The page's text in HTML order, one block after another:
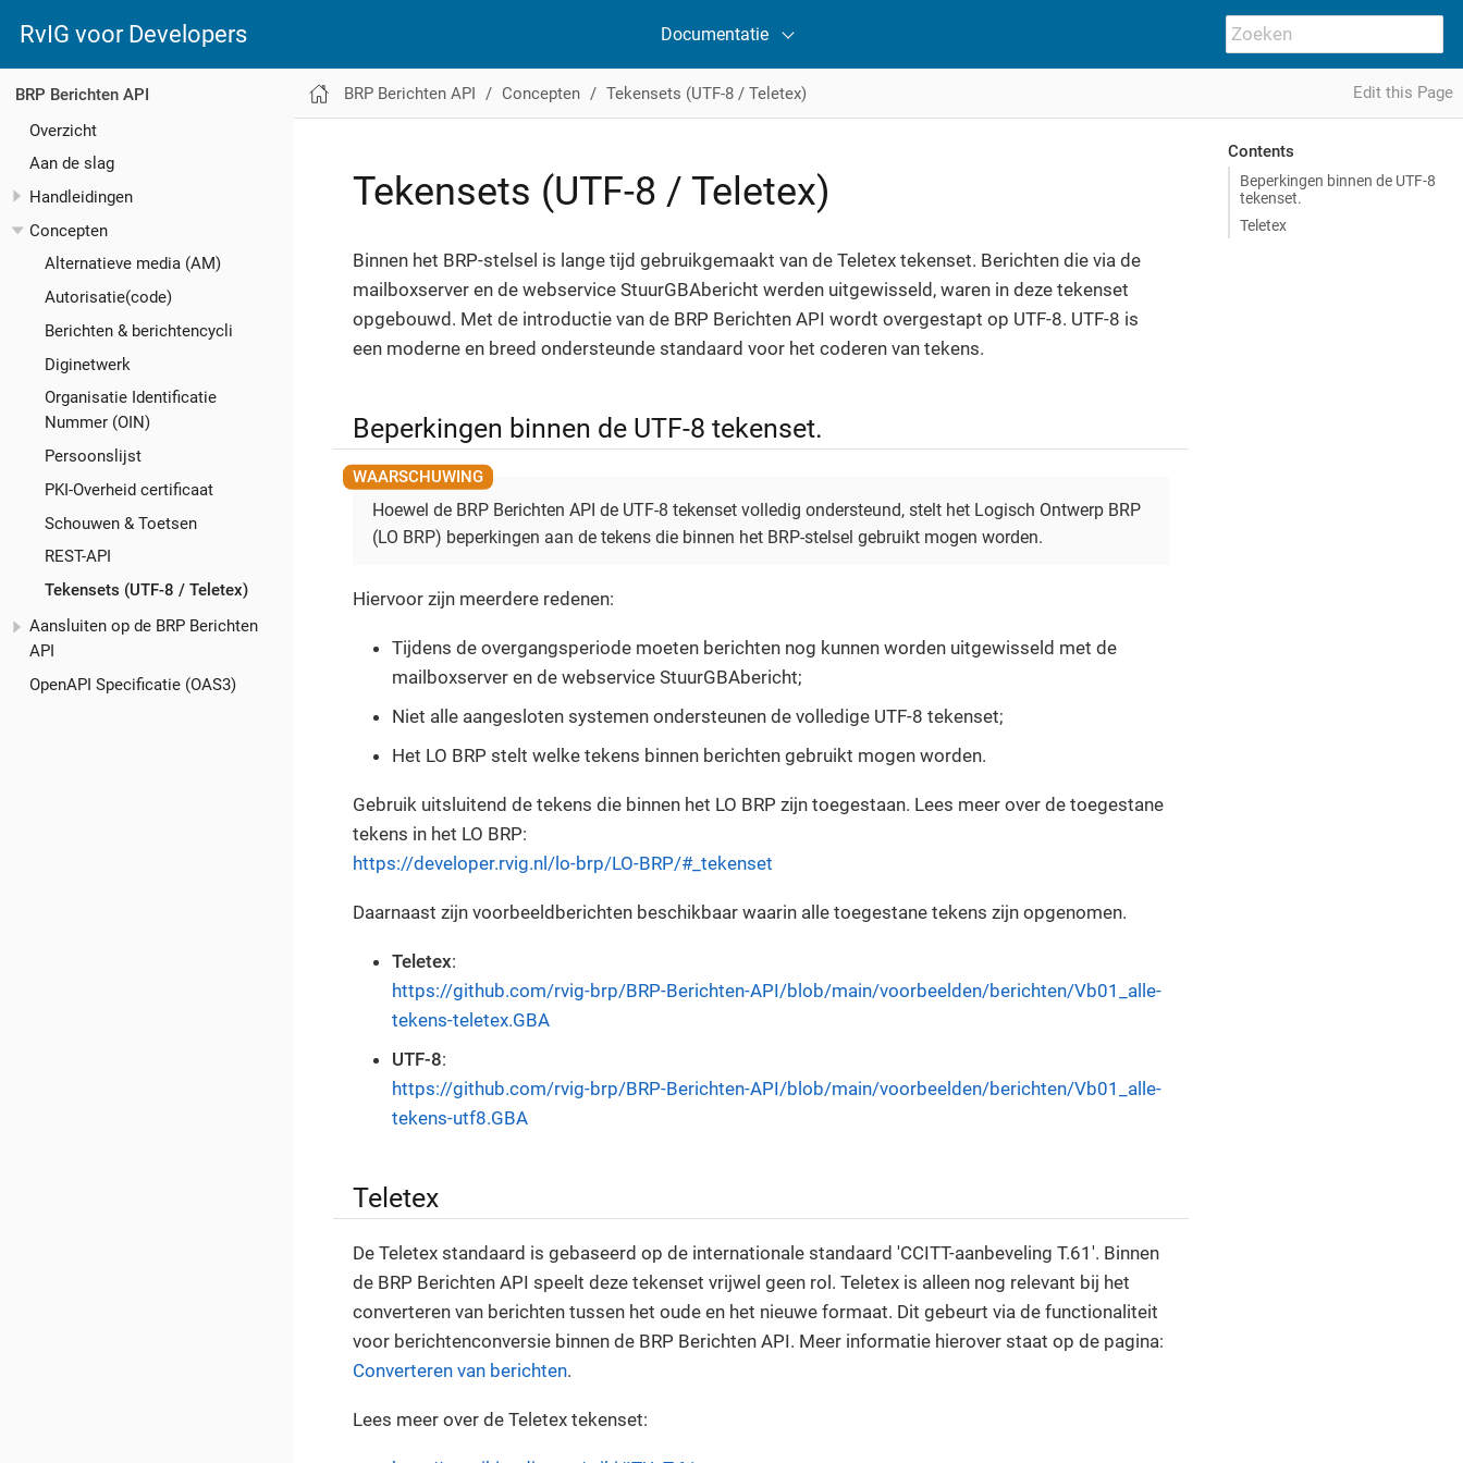
RvIG voor Developers Documentatie
BRP Berichten API
Overzicht
Aan de slag
Handleidingen
Concepten
Alternatieve media (AM)
Autorisatie(code)
Berichten & berichtencycli
Diginetwerk
Organisatie Identificatie
Nummer (OIN)
Persoonslijst
PKI-Overheid certificaat
Schouwen & Toetsen
REST-API
Tekensets (UTF-8 / Teletex)
Aansluiten op de BRP Berichten
API
OpenAPI Specificatie (OAS3)
BRP Berichten API Concepten Tekensets (UTF-8 / Teletex) Edit this Page
Contents
Beperkingen binnen de UTF-8
tekenset.
Teletex
Tekensets (UTF-8 / Teletex)
Binnen het BRP-stelsel is lange tijd gebruikgemaakt van de Teletex tekenset. Berichten die via de
mailboxserver en de webservice StuurGBAbericht werden uitgewisseld, waren in deze tekenset
opgebouwd. Met de introductie van de BRP Berichten API wordt overgestapt op UTF-8. UTF-8 is
een moderne en breed ondersteunde standaard voor het coderen van tekens.
Beperkingen binnen de UTF-8 tekenset.
Hoewel de BRP Berichten API de UTF-8 tekenset volledig ondersteund, stelt het Logisch Ontwerp BRP
(LO BRP) beperkingen aan de tekens die binnen het BRP-stelsel gebruikt mogen worden.
Hiervoor zijn meerdere redenen:
Tijdens de overgangsperiode moeten berichten nog kunnen worden uitgewisseld met de
mailboxserver en de webservice StuurGBAbericht;
Niet alle aangesloten systemen ondersteunen de volledige UTF-8 tekenset;
Het LO BRP stelt welke tekens binnen berichten gebruikt mogen worden.
Gebruik uitsluitend de tekens die binnen het LO BRP zijn toegestaan. Lees meer over de toegestane
tekens in het LO BRP:
https://developer.rvig.nl/lo-brp/LO-BRP/#_tekenset
Daarnaast zijn voorbeeldberichten beschikbaar waarin alle toegestane tekens zijn opgenomen.
Teletex:
https://github.com/rvig-brp/BRP-Berichten-API/blob/main/voorbeelden/berichten/Vb01_alle-
tekens-teletex.GBA
UTF-8:
https://github.com/rvig-brp/BRP-Berichten-API/blob/main/voorbeelden/berichten/Vb01_alle-
tekens-utf8.GBA
Teletex
De Teletex standaard is gebaseerd op de internationale standaard 'CCITT-aanbeveling T.61'. Binnen
de BRP Berichten API speelt deze tekenset vrijwel geen rol. Teletex is alleen nog relevant bij het
converteren van berichten tussen het oude en het nieuwe formaat. Dit gebeurt via de functionaliteit
voor berichtenconversie binnen de BRP Berichten API. Meer informatie hierover staat op de pagina:
Converteren van berichten.
Lees meer over de Teletex tekenset: